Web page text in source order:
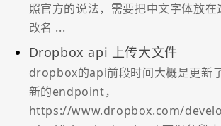
照官方的说法，需要把中文字体放
改名 ...
Dropbox api 上传大文件
dropbox的api前段时间大概是更新
新的endpoint，
https://www.dropbox.com/